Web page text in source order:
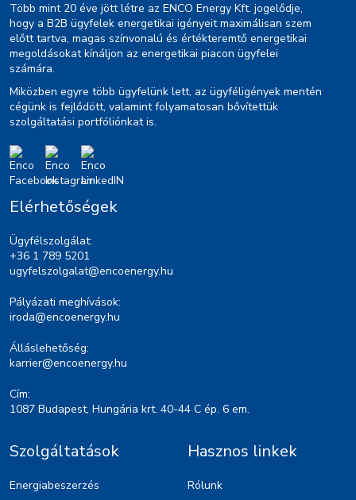
Több mint 20 éve jött létre az ENCO Energy Kft. jogelődje,
hogy a B2B ügyfelek energetikai igényeit maximálisan szem
előtt tartva, magas színvonalú és értékteremtő energetikai
megoldásokat kínáljon az energetikai piacon ügyfelei
számára.
Miközben egyre több ügyfelünk lett, az ügyféligények mentén
cégünk is fejlődött, valamint folyamatosan bővítettük
szolgáltatási portfóliónkat is.
Elérhetőségek
Ügyfélszolgálat:
+36 1 789 5201
ugyfelszolgalat@encoenergy.hu
Pályázati meghívások:
iroda@encoenergy.hu
Álláslehetőség:
karrier@encoenergy.hu
Cím:
1087 Budapest, Hungária krt. 40-44 C ép. 6 em.
Szolgáltatások
Energiabeszerzés
Hasznos linkek
Rólunk